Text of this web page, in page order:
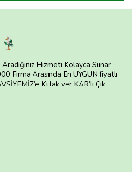
Aradığınız Hizmeti Kolayca Sunar
Firma Arasında En UYGUN fiyatlı
Kulak ver KAR’lı Çık.